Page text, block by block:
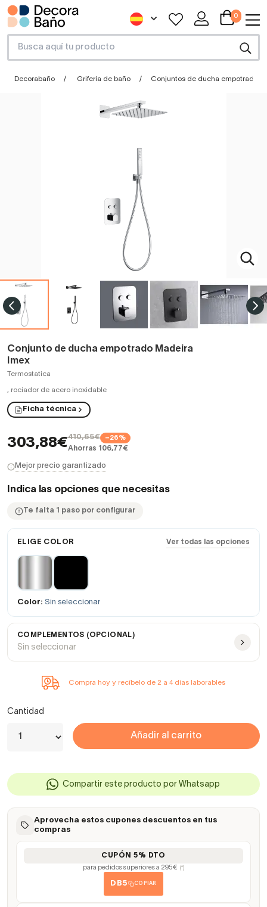
0
Decorabaño Grifería de baño Conjuntos de ducha empotrados
Conjunto de ducha empotrado Madeira
Imex
Termostatica
, rociador de acero inoxidable
Ficha técnica
303,88€410,65€ −26%
Ahorras 106,77€
Mejor precio garantizado
Indica las opciones que necesitas
Te falta 1 paso por configurar
ELIGE COLOR Ver todas las opciones
Color: Sin seleccionar
COMPLEMENTOS (OPCIONAL)
Sin seleccionar
Compra hoy y recíbelo de 2 a 4 días laborables
Cantidad
Añadir al carrito
Compartir este producto por Whatsapp
Aprovecha estos cupones descuentos en tus
compras
CUPÓN 5% DTO
para pedidos superiores a 295€ (*)
DB5 COPIAR